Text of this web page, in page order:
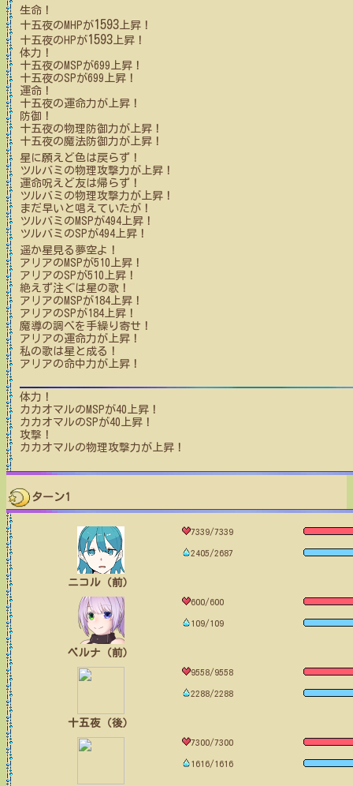
生命！
十五夜のMHPが1593上昇！
十五夜のHPが1593上昇！
体力！
十五夜のMSPが699 上昇！
十五夜のSPが699 上昇！
運命！
十五夜の運命力が上昇！
防御！
十五夜の物理防御力が上昇！
十五夜の魔法防御力が上昇！
星に願えど色は戻らず！
ツルバミ の物理攻撃力が上昇！
運命呪えど友は帰らず！
ツルバミ の物理攻撃力が上昇！
まだ早いと唱えていたが！
ツルバミ のMSPが494上昇！
ツルバミ のSPが494上昇！
遥か星見る夢空よ！
アリアのMSPが510 上昇！
アリアのSPが510 上昇！
絶えず注ぐは星の歌！
アリアのMSPが184上昇！
アリアのSPが184上昇！
魔導の調べを手繰り寄せ！
アリアの運命力が上昇！
私の歌は星と成る！
アリアの命中力が上昇！
体力！
カカオマルのMSPが40 上昇！
カカオマルのSPが40 上昇！
攻撃！
カカオマルの物理攻撃力が上昇！
ターン1
ニコル（前）
7339/7339
2405/2687
ベルナ（前）
600/600
109/109
十五夜（後）
9558/9558
2288/2288
7300/7300
1616/1616